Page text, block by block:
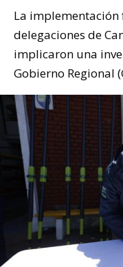
La
delegaciones de
implicaron una
Gobierno Regional